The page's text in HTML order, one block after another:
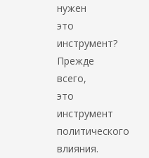
нужен
это
инструмент?
Прежде
всего,
это
инструмент
политического
влияния.